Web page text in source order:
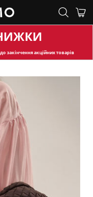
закінчення акційних товарів